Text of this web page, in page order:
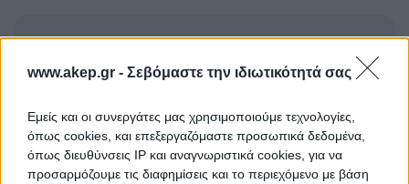
www.akep.gr - Σεβόμαστε την ιδιωτικότητά σας
Εμείς και οι συνεργάτες μας χρησιμοποιούμε τεχνολογίες,
όπως cookies, και επεξεργαζόμαστε προσωπικά δεδομένα,
όπως διευθύνσεις IP και αναγνωριστικά cookies, για να
προσαρμόζουμε τις διαφημίσεις και το περιεχόμενο με βάση
Προμήθεια φορτιστή
ΤΙΤΛΟΣ Προμήθεια αντιδραστηρίων